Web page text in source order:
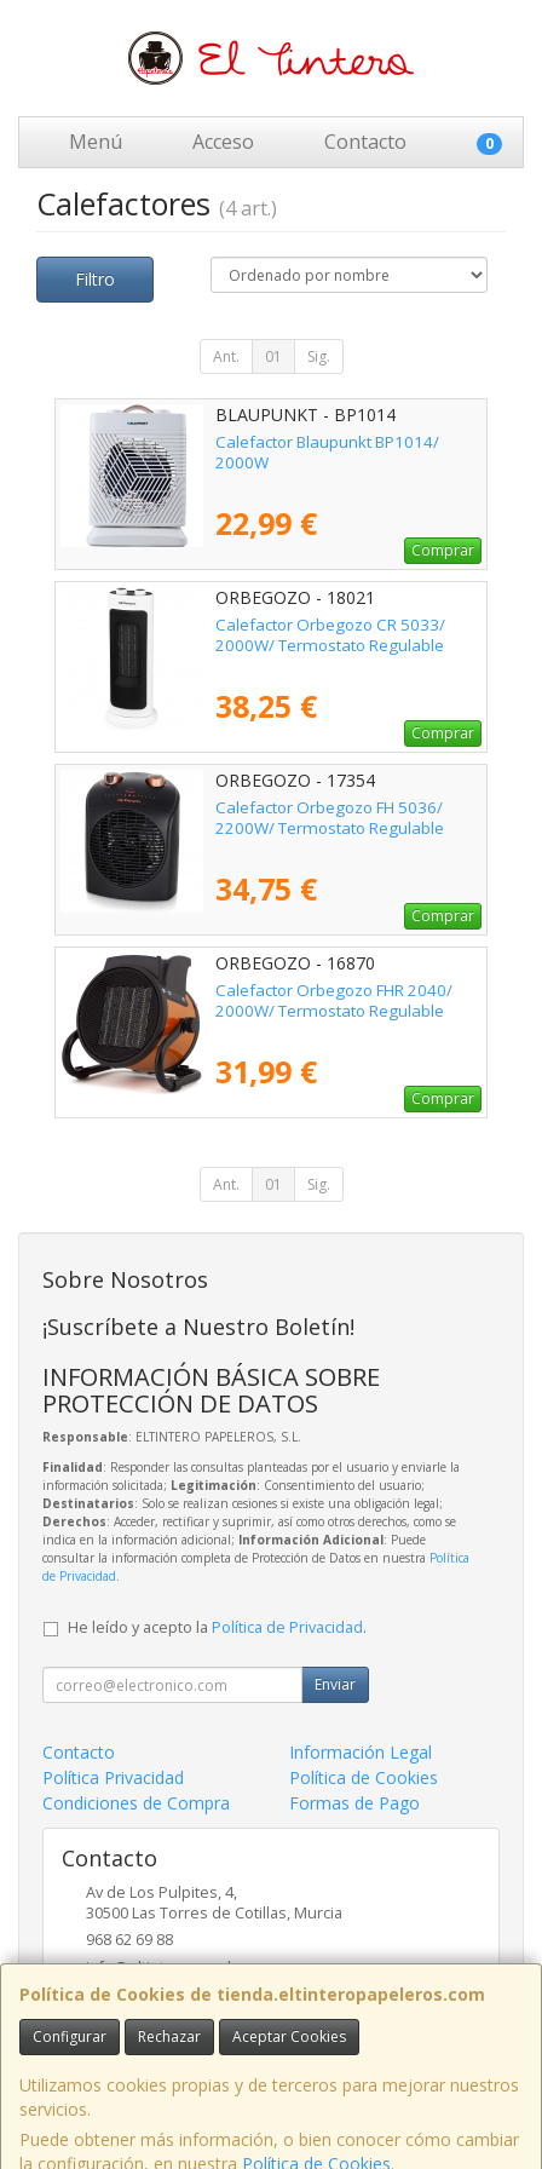
Menú Acceso Contacto 0
Calefactores (4 art.)
Filtro
Ant. 01 Sig.
BLAUPUNKT - BP1014
Calefactor Blaupunkt BP1014/
2000W
22,99 €
Comprar
ORBEGOZO - 18021
Calefactor Orbegozo CR 5033/
2000W/ Termostato Regulable
38,25 €
Comprar
ORBEGOZO - 17354
Calefactor Orbegozo FH 5036/
2200W/ Termostato Regulable
34,75 €
Comprar
ORBEGOZO - 16870
Calefactor Orbegozo FHR 2040/
2000W/ Termostato Regulable
31,99 €
Comprar
Ant. 01 Sig.
Política de Cookies de tienda.eltinteropapeleros.com
Configurar Rechazar Aceptar Cookies
Utilizamos cookies propias y de terceros para mejorar nuestros
servicios.
Puede obtener más información, o bien conocer cómo cambiar
la configuración, en nuestra Política de Cookies.
Sobre Nosotros
¡Suscríbete a Nuestro Boletín!
INFORMACIÓN BÁSICA SOBRE
PROTECCIÓN DE DATOS
Responsable: ELTINTERO PAPELEROS, S.L.
Finalidad: Responder las consultas planteadas por el usuario y enviarle la
información solicitada; Legitimación: Consentimiento del usuario;
Destinatarios: Solo se realizan cesiones si existe una obligación legal;
Derechos: Acceder, rectificar y suprimir, así como otros derechos, como se
indica en la información adicional; Información Adicional: Puede
consultar la información completa de Protección de Datos en nuestra Política
de Privacidad.
He leído y acepto la Política de Privacidad.
Enviar
Contacto
Información Legal
Política Privacidad
Política de Cookies
Condiciones de Compra
Formas de Pago
Contacto
Av de Los Pulpites, 4,
30500 Las Torres de Cotillas, Murcia
968 62 69 88
info@eltinteropapeleros.com
Horario
8:00 a 14:00 - 17:00 a 20:30